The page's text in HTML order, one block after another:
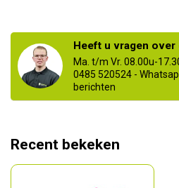
Heeft u vragen over
Ma. t/m Vr. 08.00u-
0485 520524 -
berichten
Recent bekeken